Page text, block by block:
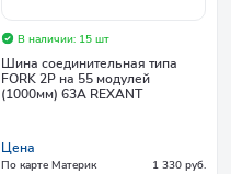
В наличии: 15 шт
Шина соединительная типа
FORK 2P на 55 модулей
(1000мм) 63А REXANT
Цена
По карте Материк
1 330 руб.